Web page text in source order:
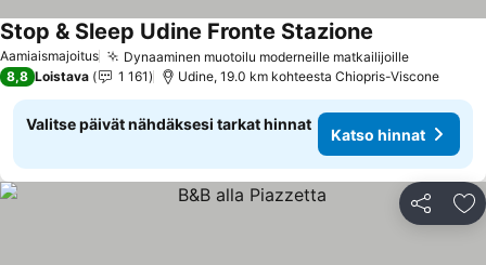
Aamiaismajoitus Dynaaminen muotoilu moderneille matkailijoille
Stop & Sleep Udine Fronte Stazione
8,8 Loistava 1 161 Udine, 19.0 km kohteesta Chiopris-Viscone
Valitse päivät nähdäksesi tarkat hinnat
Katso hinnat
Jaa